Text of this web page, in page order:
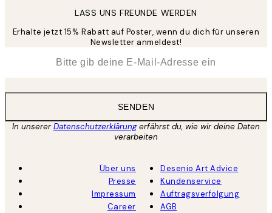
LASS UNS FREUNDE WERDEN
Erhalte jetzt 15% Rabatt auf Poster, wenn du dich für unseren
Newsletter anmeldest!
SENDEN
In unsererDatenschutzerklärungerfährst du, wie wir deine Daten
verarbeiten
Über uns
Presse
Impressum
Career
Desenio Art Advice
Kundenservice
Auftragsverfolgung
AGB